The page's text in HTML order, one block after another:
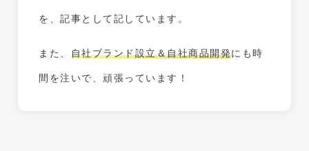
を、記事として記しています。
また、 自社ブランド設立＆自社商品開発にも時
間を注いで、頑張っています！